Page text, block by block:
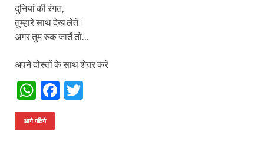
दुनियां की रंगत,
तुम्हारे साथ देख लेते।
अगर तुम रुक जातें तो…
अपने दोस्तों के साथ शेयर करे
W
h
at
F
आगे पढिये